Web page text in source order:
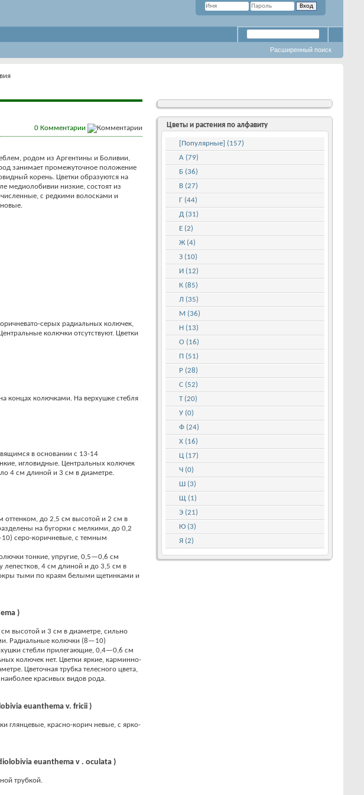
Расширенный поиск
0 Комментарии
родом из Аргентины и Боливии,
занимает промежуточное положение
корень. Цветки образуются на
медиолобивии низкие, состоят из
с редкими волосками и
серых радиальных колючек,
колючки отсутствуют. Цветки
концах колючками. На верхушке стебля
в основании с 13-14
игловидные. Центральных колючек
4 см длиной и 3 см в диаметре.
оттенком, до 2,5 см высотой и 2 см в
на бугорки с мелкими, до 0,2
серо-коричневые, с темным
тонкие, упругие, 0,5—0,6 см
4 см длиной и до 3,5 см в
тыми по краям белыми щетинками и
)
высотой и 3 см в диаметре, сильно
Радиальные колючки (8—10)
стебли прилегающие, 0,4—0,6 см
колючек нет. Цветки яркие, карминно-
Цветочная трубка телесного цвета,
красивых видов рода.
euanthema v. fricii )
глянцевые, красно-корич невые, с ярко-
euanthema v . oculata )
трубкой.
Цветы и растения по алфавиту
[Популярные] (157)
А (79)
Б (36)
В (27)
Г (44)
Д (31)
Е (2)
Ж (4)
З (10)
И (12)
К (85)
Л (35)
М (36)
Н (13)
О (16)
П (51)
Р (28)
С (52)
Т (20)
У (0)
Ф (24)
Х (16)
Ц (17)
Ч (0)
Ш (3)
Щ (1)
Э (21)
Ю (3)
Я (2)